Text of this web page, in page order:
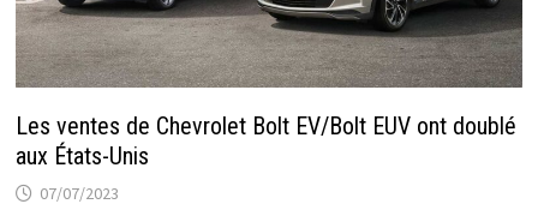
Les ventes de Chevrolet Bolt EV/Bolt EUV ont doublé
aux États-Unis
07/07/2023